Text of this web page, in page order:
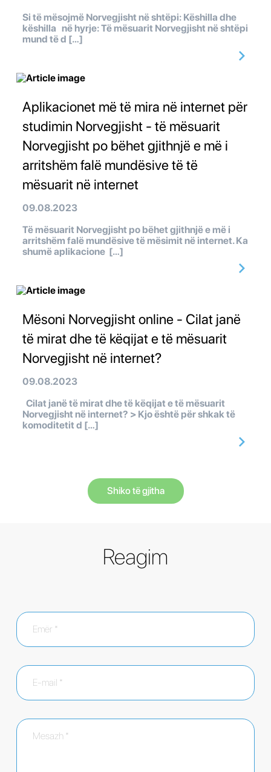
Si të mësojmë Norvegjisht në shtëpi: Këshilla dhe
këshilla në hyrje: Të mësuarit Norvegjisht në shtëpi
mund të d […]
Aplikacionet më të mira në internet për
studimin Norvegjisht - të mësuarit
Norvegjisht po bëhet gjithnjë e më i
arritshëm falë mundësive të të
mësuarit në internet
09.08.2023
Të mësuarit Norvegjisht po bëhet gjithnjë e më i
arritshëm falë mundësive të mësimit në internet. Ka
shumë aplikacione […]
Mësoni Norvegjisht online - Cilat janë
të mirat dhe të këqijat e të mësuarit
Norvegjisht në internet?
09.08.2023
Cilat janë të mirat dhe të këqijat e të mësuarit
Norvegjisht në internet? > Kjo është për shkak të
komoditetit d […]
Shiko të gjitha
Reagim